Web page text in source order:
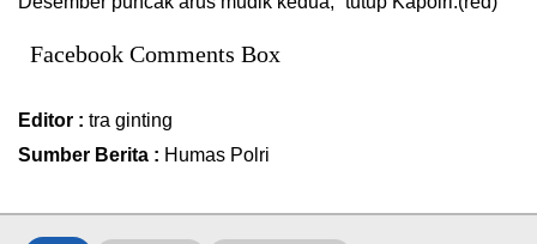
Facebook Comments Box
Editor : tra ginting
Sumber Berita : Humas Polri